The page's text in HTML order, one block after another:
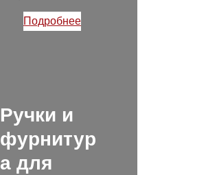
Подробнее
Ручки и
фурнитур
а для